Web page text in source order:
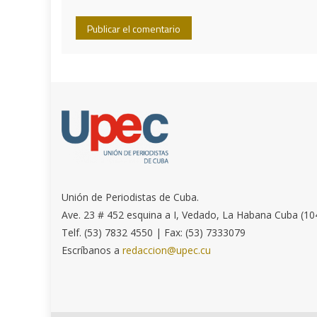
Unión de Periodistas de Cuba.
Ave. 23 # 452 esquina a I, Vedado, La Habana Cuba
Telf. (53) 7832 4550 | Fax: (53) 7333079
Escríbanos aredaccion@upec.cu